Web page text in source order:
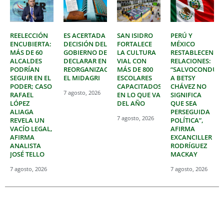
REELECCIÓN
ENCUBIERTA:
MÁS DE 60
ALCALDES
PODRÍAN
SEGUIR EN EL
PODER; CASO
RAFAEL
LÓPEZ
ALIAGA
REVELA UN
VACÍO LEGAL,
AFIRMA
ANALISTA
JOSÉ TELLO
7 agosto, 2026
ES ACERTADA
DECISIÓN DEL
GOBIERNO DE
DECLARAR EN
REORGANIZACIÓN
EL MIDAGRI
7 agosto, 2026
SAN ISIDRO
FORTALECE
LA CULTURA
VIAL CON
MÁS DE 800
ESCOLARES
CAPACITADOS
EN LO QUE VA
DEL AÑO
7 agosto, 2026
PERÚ Y
MÉXICO
RESTABLECEN
RELACIONES:
A BETSY
CHÁVEZ NO
SIGNIFICA
QUE SEA
PERSEGUIDA
POLÍTICA”,
AFIRMA
EXCANCILLER
RODRÍGUEZ
MACKAY
7 agosto, 2026